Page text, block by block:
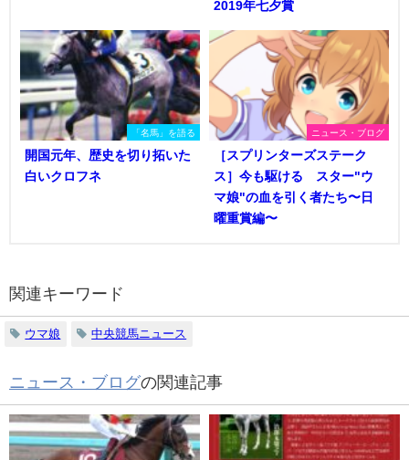
2019年七夕賞
「名馬」を語る
開国元年、歴史を切り拓いた
白いクロフネ
ニュース・ブログ
［スプリンターズステーク
ス］今も駆ける スター"ウ
マ娘"の血を引く者たち〜日
曜重賞編〜
関連キーワード
ウマ娘 中央競馬ニュース
ニュース・ブログの関連記事